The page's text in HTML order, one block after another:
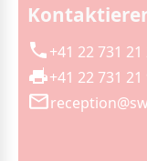
+41 22 731 21
+41 22 731 21